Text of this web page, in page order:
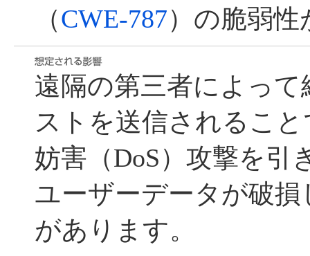
（CWE-787）の脆弱
遠隔の第三者によっ
ストを送信されるこ
妨害（DoS）攻撃を引
ユーザーデータが破
があります。